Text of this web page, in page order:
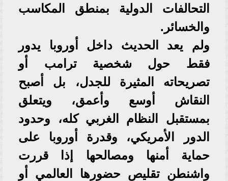
التحالفات الدولية بمنطق المكاسب
والخسائر.
ولم يعد الحديث داخل أوروبا يدور
فقط حول شخصية ترامب أو
تصريحاته المثيرة للجدل، بل أصبح
النقاش أوسع وأعمق، ويتعلق
بمستقبل النظام الغربي كله، وحدود
الدور الأمريكي، وقدرة أوروبا على
حماية أمنها ومصالحها إذا قررت
واشنطن تقليص حضورها العالمي أو